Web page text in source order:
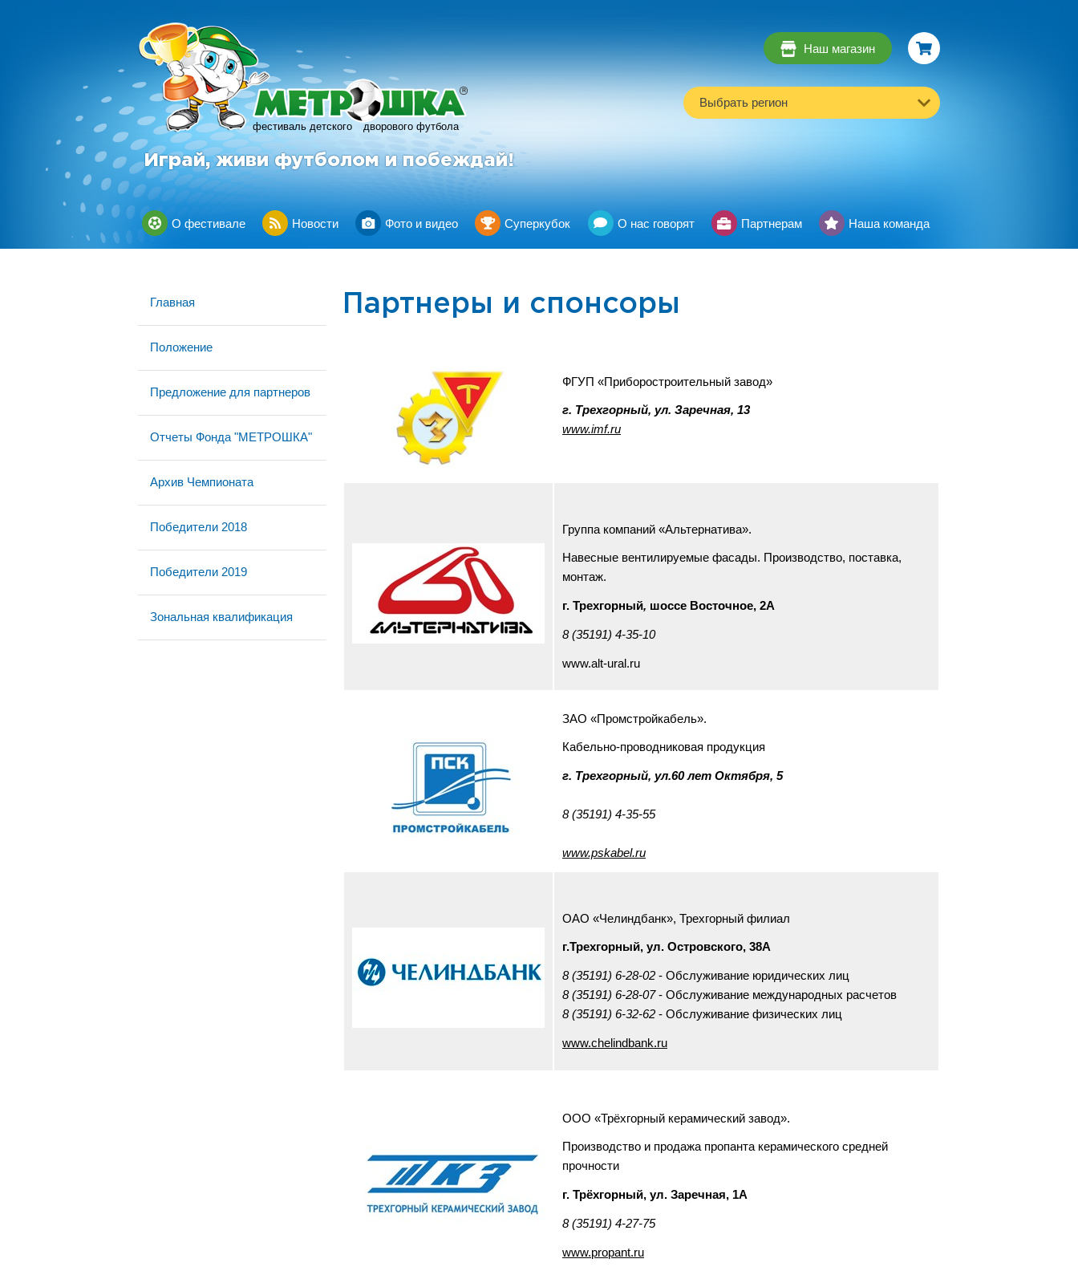
фестиваль детского дворового футбола
R
Играй, живи футболом и побеждай!
Наш магазин
Выбрать регион
О фестивале Новости Фото и видео Суперкубок О нас говорят Партнерам Наша команда
Главная
Положение
Предложение для партнеров
Отчеты Фонда "МЕТРОШКА"
Архив Чемпионата
Победители 2018
Победители 2019
Зональная квалификация
Партнеры и спонсоры
ФГУП «Приборостроительный завод»
г. Трехгорный, ул. Заречная, 13
www.imf.ru
Группа компаний «Альтернатива».
Навесные вентилируемые фасады. Производство, поставка,
монтаж.
г. Трехгорный, шоссе Восточное, 2А
8 (35191) 4-35-10
www.alt-ural.ru
ЗАО «Промстройкабель».
Кабельно-проводниковая продукция
г. Трехгорный, ул.60 лет Октября, 5
8 (35191) 4-35-55
www.pskabel.ru
ОАО «Челиндбанк», Трехгорный филиал
г.Трехгорный, ул. Островского, 38А
8 (35191) 6-28-02 - Обслуживание юридических лиц
8 (35191) 6-28-07- Обслуживание международных расчетов
8 (35191) 6-32-62 - Обслуживание физических лиц
www.chelindbank.ru
ООО «Трёхгорный керамический завод».
Производство и продажа пропанта керамического средней
прочности
г. Трёхгорный, ул. Заречная, 1А
8 (35191) 4-27-75
www.propant.ru